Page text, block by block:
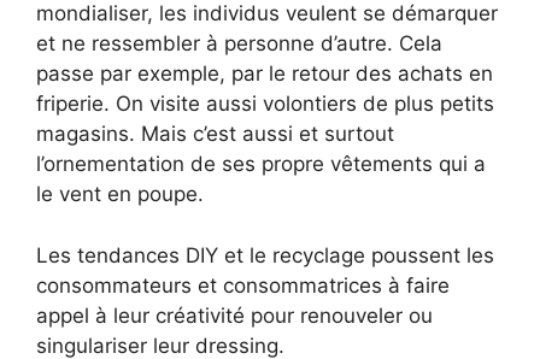
mondialiser, les individus veulent se démarquer
et ne ressembler à personne d’autre. Cela
passe par exemple, par le retour des achats en
friperie. On visite aussi volontiers de plus petits
magasins. Mais c’est aussi et surtout
l’ornementation de ses propre vêtements qui a
le vent en poupe.
Les tendances DIY et le recyclage poussent les
consommateurs et consommatrices à faire
appel à leur créativité pour renouveler ou
singulariser leur dressing.